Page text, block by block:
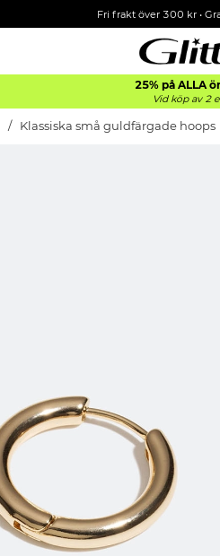
Fri frakt över 300 kr•
25% på ALLA
Vid köp av 2
Klassiska små guldfärgade hoops